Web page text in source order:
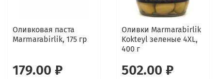
Оливковая паста
Marmarabirlik, 175 гр
179.00 ₽
Оливки Marmarabirlik
Kokteyl зеленые 4XL,
400 г
502.00 ₽